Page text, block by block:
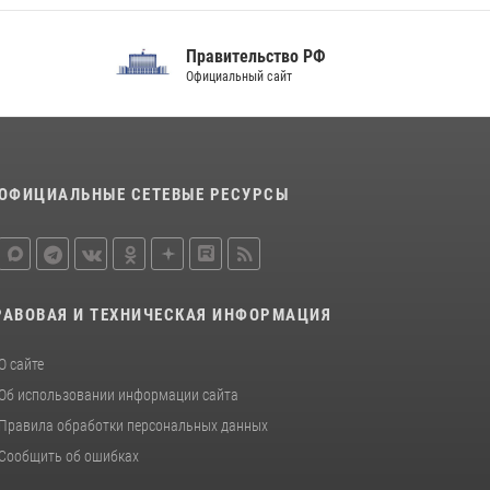
благодарственном молебне в День Крещения
28 июля 2026, 13:17 4
Центральный округ Росгвардии отмечает
Правительство РФ
Официальный сайт
СЕТЕВЫЕ РЕСУРСЫ
И ТЕХНИЧЕСКАЯ ИНФОРМАЦИЯ
О сайте
Об использовании информации сайта
Правила обработки персональных данных
Сообщить об ошибках